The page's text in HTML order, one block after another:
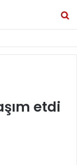
etdi